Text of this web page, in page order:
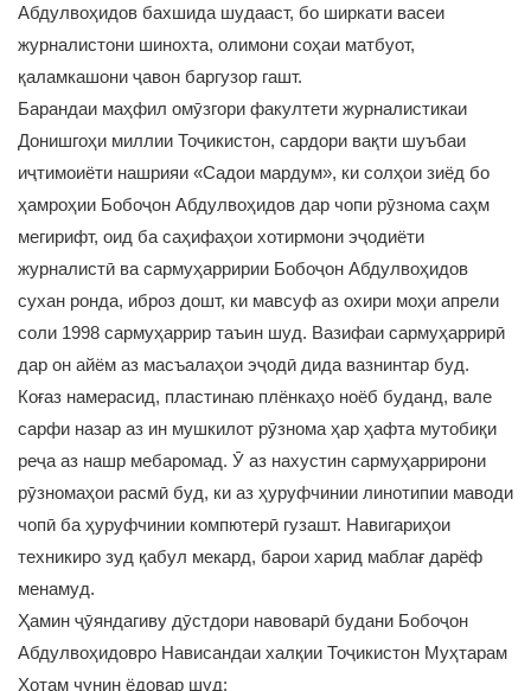
Абдулвоҳидов бахшида шудааст, бо ширкати васеи
журналистони шинохта, олимони соҳаи матбуот,
қаламкашони ҷавон баргузор гашт.
Барандаи маҳфил омӯзгори факултети журналистикаи
Донишгоҳи миллии Тоҷикистон, сардори вақти шуъбаи
иҷтимоиёти нашрияи «Садои мардум», ки солҳои зиёд бо
ҳамроҳии Бобоҷон Абдулвоҳидов дар чопи рӯзнома саҳм
мегирифт, оид ба саҳифаҳои хотирмони эҷодиёти
журналистӣ ва сармуҳарририи Бобоҷон Абдулвоҳидов
сухан ронда, иброз дошт, ки мавсуф аз охири моҳи апрели
соли 1998 сармуҳаррир таъин шуд. Вазифаи сармуҳаррирӣ
дар он айём аз масъалаҳои эҷодӣ дида вазнинтар буд.
Коғаз намерасид, пластинаю плёнкаҳо ноёб буданд, вале
сарфи назар аз ин мушкилот рӯзнома ҳар ҳафта мутобиқи
реҷа аз нашр мебаромад. Ӯ аз нахустин сармуҳаррирони
рӯзномаҳои расмӣ буд, ки аз ҳуруфчинии линотипии маводи
чопӣ ба ҳуруфчинии компютерӣ гузашт. Навигариҳои
техникиро зуд қабул мекард, барои харид маблағ дарёф
менамуд.
Ҳамин ҷӯяндагиву дӯстдори навоварӣ будани Бобоҷон
Абдулвоҳидовро Нависандаи халқии Тоҷикистон Муҳтарам
Ҳотам чунин ёдовар шуд: